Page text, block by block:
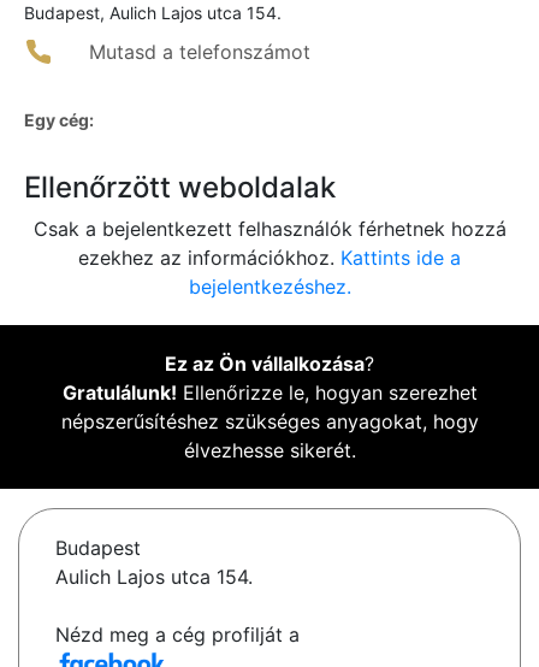
Budapest, Aulich Lajos utca 154.
Mutasd a telefonszámot
Egy cég:
Ellenőrzött weboldalak
Csak a bejelentkezett felhasználók férhetnek hozzá
ezekhez az információkhoz. Kattints ide a
bejelentkezéshez.
Ez az Ön vállalkozása?
Gratulálunk! Ellenőrizze le, hogyan szerezhet
népszerűsítéshez szükséges anyagokat, hogy
élvezhesse sikerét.
Budapest
Aulich Lajos utca 154.
Nézd meg a cég profilját a